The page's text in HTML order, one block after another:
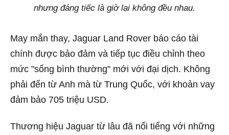
nhưng đáng tiếc là giờ lại không đều nhau.
May mắn thay, Jaguar Land Rover báo cáo tài
chính được bảo đảm và tiếp tục điều chỉnh theo
mức "sống bình thường" mới với đại dịch. Không
phải đến từ Anh mà từ Trung Quốc, với khoản vay
đảm bảo 705 triệu USD.
Thương hiệu Jaguar từ lâu đã nổi tiếng với những